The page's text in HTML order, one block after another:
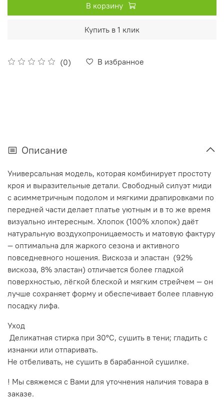
(0) В избранное
В корзину
Купить в 1 клик
Описание
Универсальная модель, которая комбинирует простоту
кроя и выразительные детали. Свободный силуэт миди
с асимметричным подолом и мягкими драпировками по
передней части делает платье уютным и в то же время
визуально интересным. Хлопок (100% хлопок) даёт
натуральную воздухопроницаемость и матовую фактуру
— оптимальна для жаркого сезона и активного
повседневного ношения. Вискоза и эластан (92%
вискоза, 8% эластан) отличается более гладкой
поверхностью, лёгкой блеской и мягким стрейчем — он
лучше сохраняет форму и обеспечивает более плавную
посадку лифа.
Уход
Деликатная стирка при 30°C, сушить в тени; гладить с
изнанки или отпаривать.
Не отбеливать, не сушить в барабанной сушилке.
! Мы свяжемся с Вами для уточнения наличия товара в
заказе.